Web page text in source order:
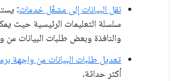
نقل البيانات إلى مشغّل خدمات:
والنافذة وبعض طلبات البيانات
تعديل طلبات البيانات من واجهة
أكثر حداثة.